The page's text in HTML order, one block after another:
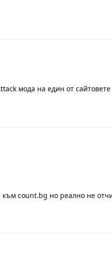
мода на един от сайтовете
count.bg но реално не